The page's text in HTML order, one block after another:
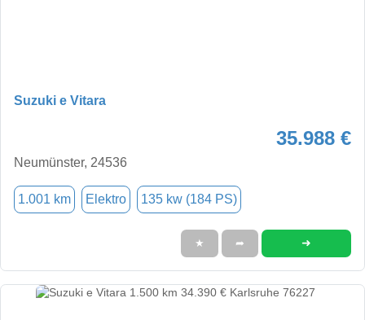
Suzuki e Vitara
35.988 €
Neumünster, 24536
1.001 km Elektro 135 kw (184 PS)
★ ➦ ➜